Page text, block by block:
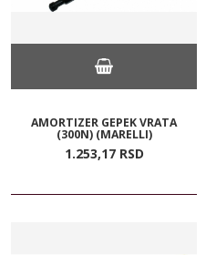
AMORTIZER GEPEK VRATA
(300N) (MARELLI)
1.253,17 RSD